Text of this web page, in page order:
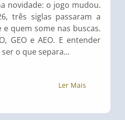
novidade: o jogo mudou.
três siglas passaram a
quem some nas buscas.
GEO e AEO. E entender
o que separa...
Ler Mais